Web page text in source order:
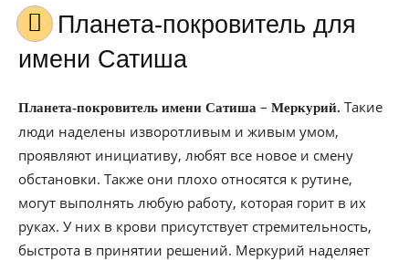
Планета-покровитель для
имени Сатиша
Планета-покровитель имени Сатиша – Меркурий. Такие
люди наделены изворотливым и живым умом,
проявляют инициативу, любят все новое и смену
обстановки. Также они плохо относятся к рутине,
могут выполнять любую работу, которая горит в их
руках. У них в крови присутствует стремительность,
быстрота в принятии решений. Меркурий наделяет